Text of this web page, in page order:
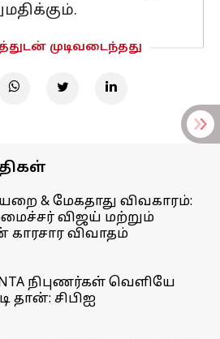
முடிவடைந்தது
& மேகதாது விவகாரம்:
விஜய் மற்றும்
காரசார விவாதம்
நிபுணர்கள் வெளியே
தான்: சிபிஐ